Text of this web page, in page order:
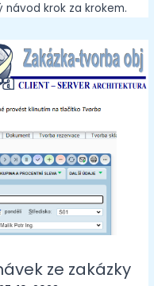
krok za krokem.
ze zakázky